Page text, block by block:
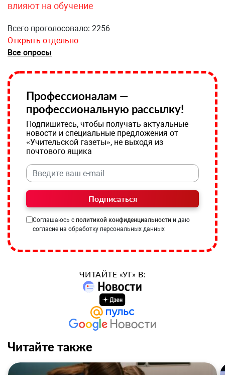
влияют на обучение
Всего проголосовало: 2256
Открыть отдельно
Все опросы
Профессионалам —
профессиональную рассылку!
Подпишитесь, чтобы получать актуальные
новости и специальные предложения от
«Учительской газеты», не выходя из
почтового ящика
Подписаться
Соглашаюсь с политикой конфиденциальности и даю
согласие на обработку персональных данных
ЧИТАЙТЕ «УГ» В:
Читайте также